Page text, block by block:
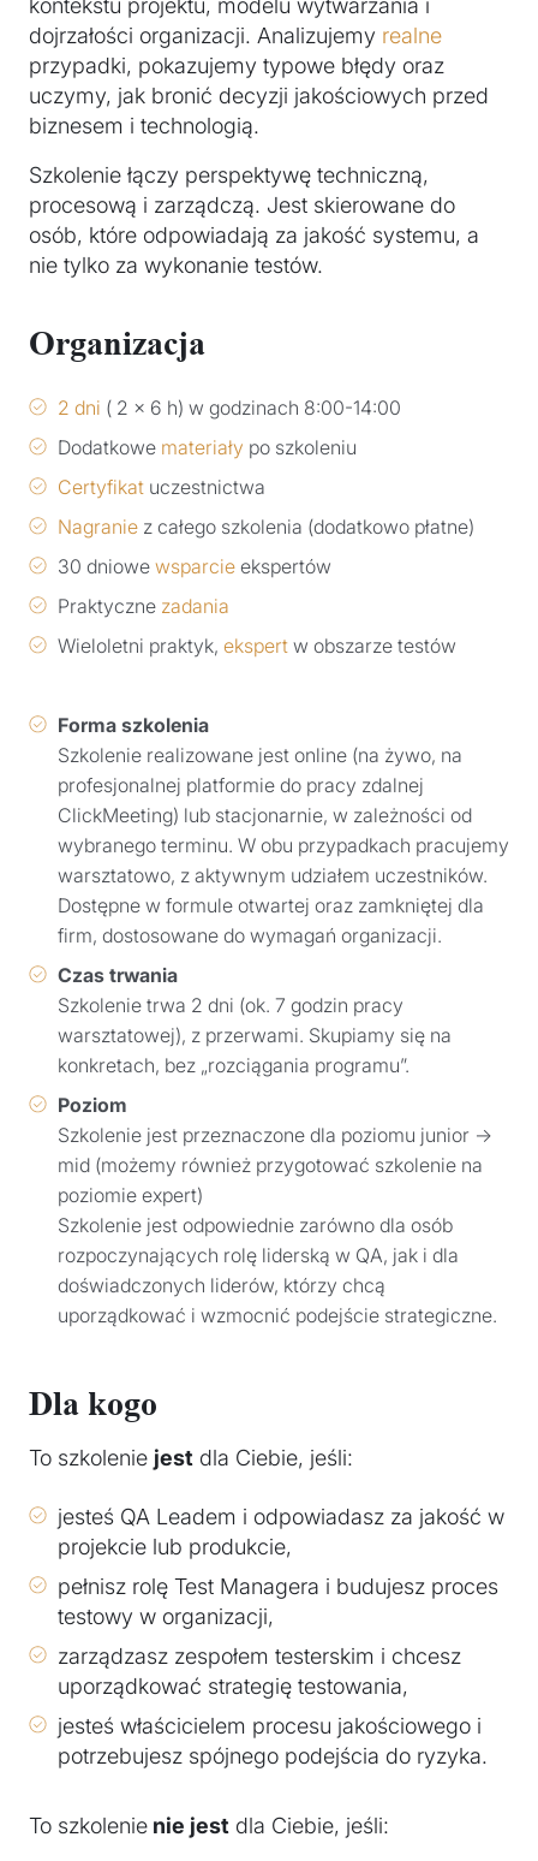
kontekstu projektu, modelu wytwarzania i
dojrzałości organizacji. Analizujemy realne
przypadki, pokazujemy typowe błędy oraz
uczymy, jak bronić decyzji jakościowych przed
biznesem i technologią.
Szkolenie łączy perspektywę techniczną,
procesową i zarządczą. Jest skierowane do
osób, które odpowiadają za jakość systemu, a
nie tylko za wykonanie testów.
Organizacja
2 dni ( 2 x 6 h) w godzinach 8:00-14:00
Dodatkowe materiały po szkoleniu
Certyfikat uczestnictwa
Nagranie z całego szkolenia (dodatkowo płatne)
30 dniowe wsparcie ekspertów
Praktyczne zadania
Wieloletni praktyk, ekspert w obszarze testów
Forma szkolenia
Szkolenie realizowane jest online (na żywo, na
profesjonalnej platformie do pracy zdalnej
ClickMeeting) lub stacjonarnie, w zależności od
wybranego terminu. W obu przypadkach pracujemy
warsztatowo, z aktywnym udziałem uczestników.
Dostępne w formule otwartej oraz zamkniętej dla
firm, dostosowane do wymagań organizacji.
Czas trwania
Szkolenie trwa 2 dni (ok. 7 godzin pracy
warsztatowej), z przerwami. Skupiamy się na
konkretach, bez „rozciągania programu”.
Poziom
Szkolenie jest przeznaczone dla poziomu junior →
mid (możemy również przygotować szkolenie na
poziomie expert)
Szkolenie jest odpowiednie zarówno dla osób
rozpoczynających rolę liderską w QA, jak i dla
doświadczonych liderów, którzy chcą
uporządkować i wzmocnić podejście strategiczne.
Dla kogo
To szkolenie jest dla Ciebie, jeśli:
jesteś QA Leadem i odpowiadasz za jakość w
projekcie lub produkcie,
pełnisz rolę Test Managera i budujesz proces
testowy w organizacji,
zarządzasz zespołem testerskim i chcesz
uporządkować strategię testowania,
jesteś właścicielem procesu jakościowego i
potrzebujesz spójnego podejścia do ryzyka.
To szkolenie nie jest dla Ciebie, jeśli: